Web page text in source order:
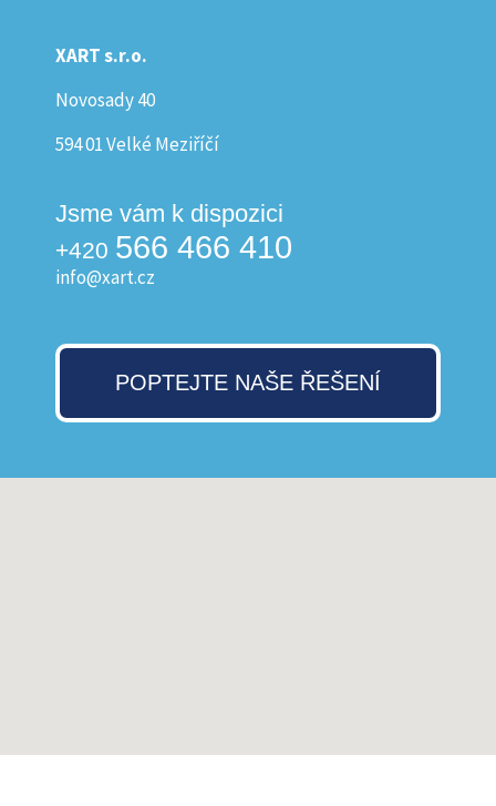
XART s.r.o.
Novosady 40
594 01 Velké Meziříčí
Jsme vám k dispozici
+420 566 466 410
info@xart.cz
POPTEJTE NAŠE ŘEŠENÍ